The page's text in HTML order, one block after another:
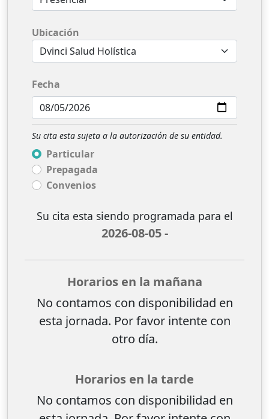
Ubicación
Fecha
Su cita esta sujeta a la autorización de su entidad.
Particular
Prepagada
Convenios
Su cita esta siendo programada para el
2026-08-05 -
Horarios en la mañana
No contamos con disponibilidad en
esta jornada. Por favor intente con
otro día.
Horarios en la tarde
No contamos con disponibilidad en